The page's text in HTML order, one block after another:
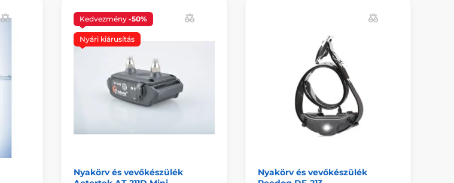
Kedvezmény -50%
Nyári kiárusítás
Nyakörv és vevőkészülék
Nyakörv és vevőkészülék